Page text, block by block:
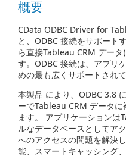
概要
CData ODBC Driver for
と、ODBC 接続をサポート
ら直接Tableau CRM デー
す。ODBC 接続は、アプリ
めの最も広くサポートされ
本製品 により、ODBC 3.8
ーでTableau CRM データ
ます。 アプリケーションは
ルなデータベースとしてア
へのアクセスの問題を解決
能、スマートキャッシング